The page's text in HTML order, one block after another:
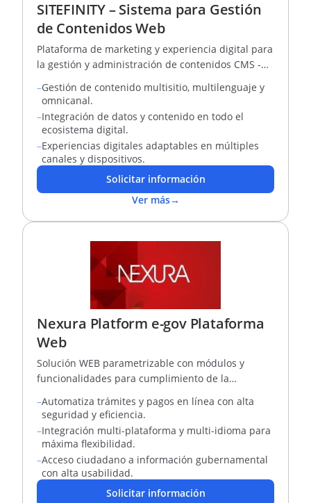
SITEFINITY – Sistema para Gestión
de Contenidos Web
Plataforma de marketing y experiencia digital para
la gestión y administración de contenidos CMS -
–Gestión de contenido multisitio, multilenguaje y
omnicanal.
–Integración de datos y contenido en todo el
ecosistema digital.
–Experiencias digitales adaptables en múltiples
canales y dispositivos.
Solicitar información
Ver más→
Nexura Platform e-gov Plataforma
Web
Solución WEB parametrizable con módulos y
funcionalidades para cumplimiento de la
de trámites y servicios y requerimientos de
soluciones de software a la medida.
–Automatiza trámites y pagos en línea con alta
seguridad y eficiencia.
–Integración multi-plataforma y multi-idioma para
máxima flexibilidad.
–Acceso ciudadano a información gubernamental
con alta usabilidad.
Solicitar información